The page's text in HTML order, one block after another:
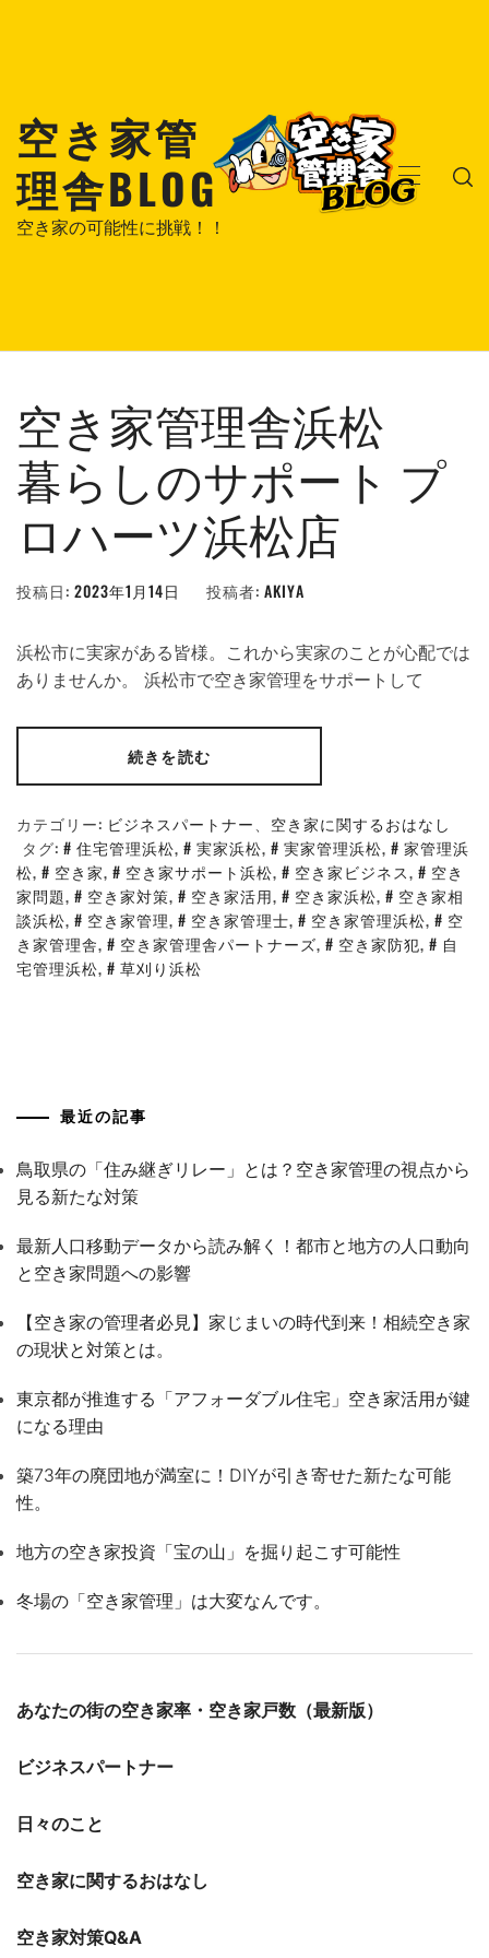
キ
空き家管
理舎BLOG
空き家の可能性に挑戦！！
メ
空き家管理舎浜松
暮らしのサポート プ
ロハーツ浜松店
投稿日: 2023年1月14日 投稿者: AKIYA
浜松市に実家がある皆様。これから実家のことが心配では
ありませんか。 浜松市で空き家管理をサポートして
続きを読む
カテゴリー: ビジネスパートナー
空き家に関するおはなし
タグ:
住宅管理浜松, 実家浜松, 実家管理浜松,
家管理浜
松, 空き家, 空き家サポート浜松, 空き家ビジネス,
空き
家問題, 空き家対策, 空き家活用, 空き家浜松,
空き家相
談浜松, 空き家管理, 空き家管理士, 空き家管理浜松,
空
き家管理舎, 空き家管理舎パートナーズ, 空き家防犯,
自
宅管理浜松, 草刈り浜松
最近の記事
鳥取県の「住み継ぎリレー」とは？空き家管理の視点から
見る新たな対策
最新人口移動データから読み解く！都市と地方の人口動向
と空き家問題への影響
【空き家の管理者必見】家じまいの時代到来！相続空き家
の現状と対策とは。
東京都が推進する「アフォーダブル住宅」空き家活用が鍵
になる理由
築73年の廃団地が満室に！DIYが引き寄せた新たな可能
性。
地方の空き家投資「宝の山」を掘り起こす可能性
冬場の「空き家管理」は大変なんです。
あなたの街の空き家率・空き家戸数（最新版）
ビジネスパートナー
日々のこと
空き家に関するおはなし
空き家対策Q&A